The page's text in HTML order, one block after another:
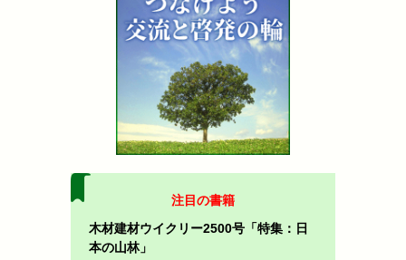
注目の書籍
木材建材ウイクリー2500号「特集：日
本の山林」